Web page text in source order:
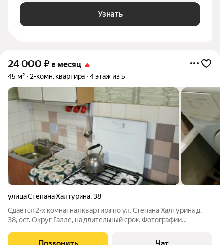
Узнать
24 000 ₽ в месяц
45 м² 2-комн. квартира 4 этаж из 5
улица Степана Халтурина,38
Сдается 2-х комнатная квартира по ул. Степана Халтурина д.
38, ост. Округ Галле, на длительный срок. Фотографии